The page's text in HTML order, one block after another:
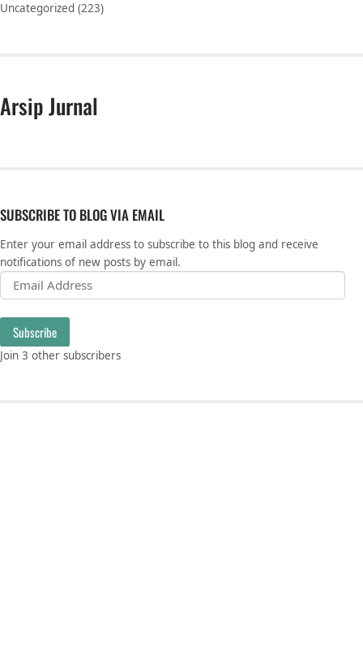
Uncategorized (223)
Arsip Jurnal
SUBSCRIBE TO BLOG VIA EMAIL
Enter your email address to subscribe to this blog and receive
notifications of new posts by email.
Email Address
Subscribe
Join 3 other subscribers